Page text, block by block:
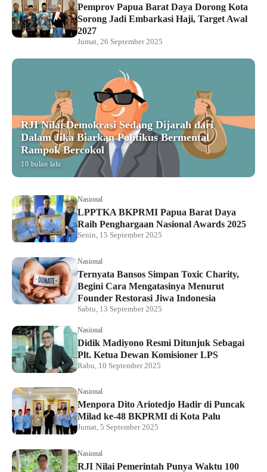
Pemprov Papua Barat Daya Dorong Kota
Sorong Jadi Embarkasi Haji, Target Awal
2027
Jumat, 26 September 2025
RJI Nilai Demokrasi Sedang Dijarah dari
Dalam Jika Biarkan Politikus Bermental
Rampok Bercokol
10 bulan lalu
Nasional
LPPTKA BKPRMI Papua Barat Daya
Raih Penghargaan Nasional Awards 2025
Senin, 15 September 2025
Nasional
Ternyata Bansos Simpan Toxic Charity,
Begini Cara Mengatasinya Menurut
Founder Restorasi Jiwa Indonesia
Sabtu, 13 September 2025
Nasional
Didik Madiyono Resmi Ditunjuk Sebagai
Plt. Ketua Dewan Komisioner LPS
Rabu, 10 September 2025
Nasional
Menpora Dito Ariotedjo Hadir di Puncak
Milad ke-48 BKPRMI di Kota Palu
Jumat, 5 September 2025
Nasional
RJI Nilai Pemerintah Punya Waktu 100